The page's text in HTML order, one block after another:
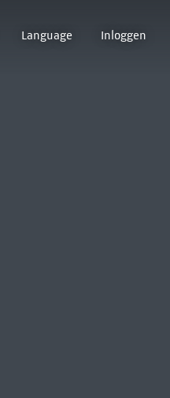
Language Inloggen